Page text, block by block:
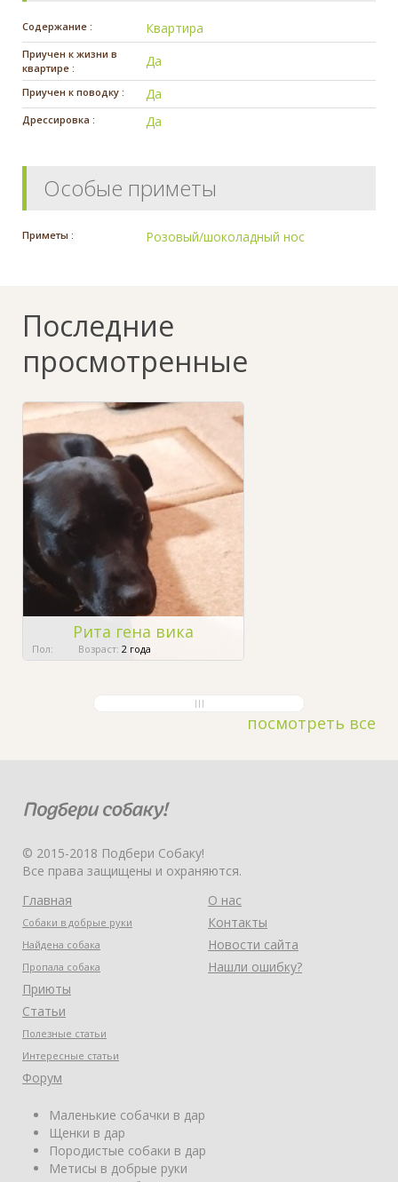
Содержание : Квартира
Приучен к жизни в
квартире :
Да
Приучен к поводку : Да
Дрессировка : Да
Особые приметы
Приметы : Розовый/шоколадный нос
Последние
просмотренные
Рита гена вика
Пол: Возраст: 2 года
посмотреть все
© 2015-2018 Подбери Собаку!
Все права защищены и охраняются.
Главная
Собаки в добрые руки
Найдена собака
Пропала собака
Приюты
Статьи
Полезные статьи
Интересные статьи
Форум
О нас
Контакты
Новости сайта
Нашли ошибку?
Маленькие собачки в дар
Щенки в дар
Породистые собаки в дар
Метисы в добрые руки